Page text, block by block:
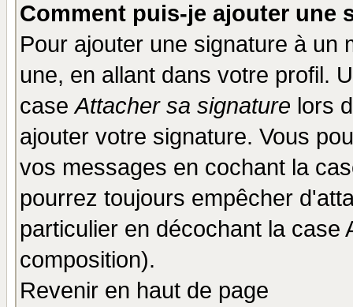
Comment puis-je ajouter une
Pour ajouter une signature à un
une, en allant dans votre profil.
caseAttacher sa signature lors
ajouter votre signature. Vous
vos messages en cochant la
pourrez toujours empêcher
particulier en décochant la
composition).
Revenir en haut de page